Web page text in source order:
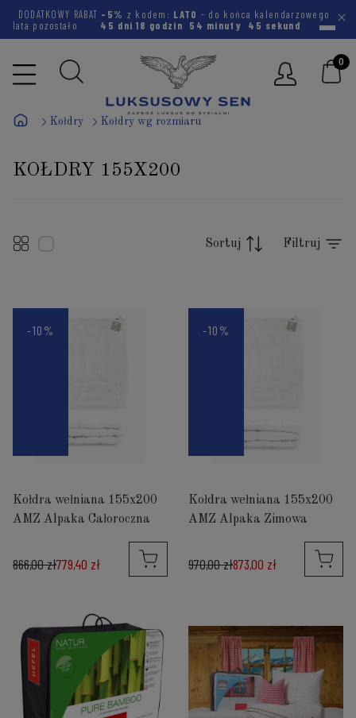
DODATKOWY RABAT -5% z kodem: LATO - do końca kalendarzowego
lata pozostało
45 dni 18 godzin 54 minuty 45 sekund
Kołdry Kołdry wg rozmiaru
KOŁDRY 155X200
Sortuj Filtruj
-10%
Kołdra wełniana 155x200
AMZ Alpaka Całoroczna
779,40 zł
866,00 zł
-10%
Kołdra wełniana 155x200
AMZ Alpaka Zimowa
873,00 zł
970,00 zł